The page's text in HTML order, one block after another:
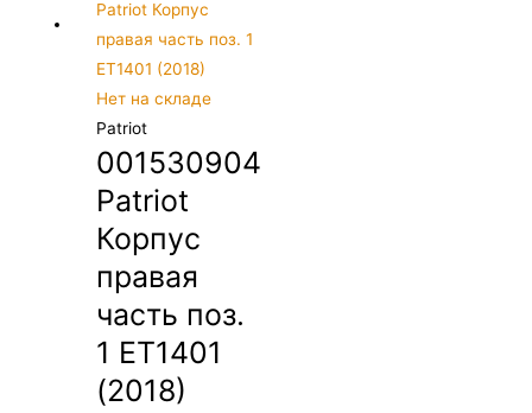
Нет на складе
Patriot
001530904
Patriot
Корпус
правая
часть поз.
1 ET1401
(2018)